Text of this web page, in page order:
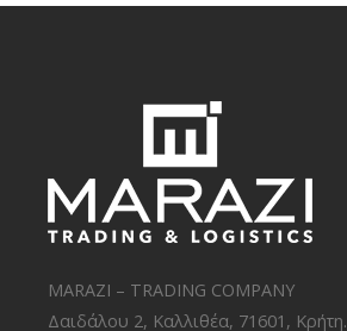
MARAZI – TRADING COMPANY
Δαιδάλου 2, Καλλιθέα, 71601, Κρήτη.